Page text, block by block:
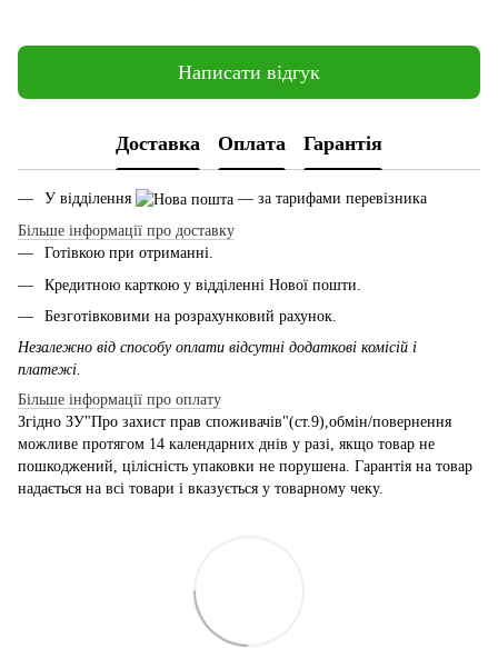
Написати відгук
Доставка Оплата Гарантія
У відділення
— за тарифами перевізника
Більше інформації про доставку
Готівкою при отриманні.
Кредитною карткою у відділенні Нової пошти.
Безготівковими на розрахунковий рахунок.
Незалежно від способу оплати відсутні додаткові комісій і
платежі.
Більше інформації про оплату
Згідно ЗУ"Про захист прав споживачів"(ст.9),обмін/повернення
можливе протягом 14 календарних днів у разі, якщо товар не
пошкоджений, цілісність упаковки не порушена. Гарантія на товар
надається на всі товари і вказується у товарному чеку.